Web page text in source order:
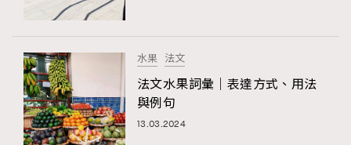
水果 法文
法文水果詞彙｜表達方式、用法
與例句
13.03.2024